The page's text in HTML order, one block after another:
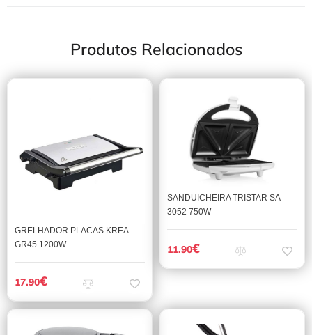
Produtos Relacionados
GRELHADOR PLACAS KREA
GR45 1200W
17.90€
SANDUICHEIRA TRISTAR SA-
3052 750W
11.90€